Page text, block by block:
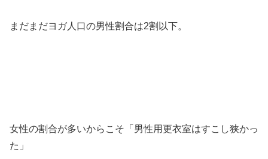
まだまだヨガ人口の男性割合は2割以下。
女性の割合が多いからこそ「男性用更衣室はすこし狭かっ
た」